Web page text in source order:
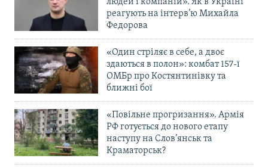
людей і компаній». Як в Україні
реагують на інтерв’ю Михайла
Федорова
«Один стріляє в себе, а двоє
здаються в полон»: комбат 157-ї
ОМБр про Костянтинівку та
ближні бої
«Повільне прогризання». Армія
РФ готується до нового етапу
наступу на Слов’янськ та
Краматорськ?